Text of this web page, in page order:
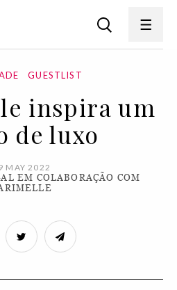
GUESTLIST
inspira um
de luxo
MAY 2022
EM COLABORAÇÃO COM